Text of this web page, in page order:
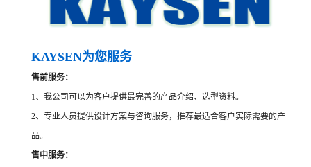
KAYSEN为您服务
售前服务：
1、我公司可以为客户提供最完善的产品介绍、选型资料。
2、专业人员提供设计方案与咨询服务，推荐最适合客户实际需要的产
品。
售中服务：